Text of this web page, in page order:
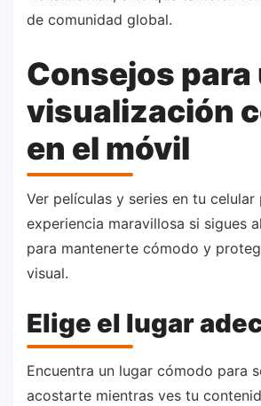
de comunidad global.
Consejos para
visualización
en el móvil
Ver películas y series en tu celular
experiencia maravillosa si sigues
para mantenerte cómodo y
visual.
Elige el lugar
Encuentra un lugar cómodo para
acostarte mientras ves tu